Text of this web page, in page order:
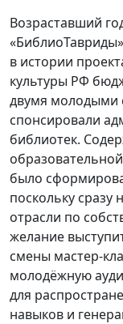
Возраставший
в истории
культуры РФ
двумя молодыми
спонсировали
библиотек.
было
поскольку сразу
отрасли по
желание
смены мастер-
молодёжную
для
навыков и